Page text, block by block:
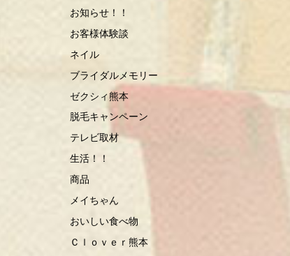
お知らせ！！
お客様体験談
ネイル
ブライダルメモリー
ゼクシィ熊本
脱毛キャンペーン
テレビ取材
生活！！
商品
メイちゃん
おいしい食べ物
Ｃｌｏｖｅｒ熊本